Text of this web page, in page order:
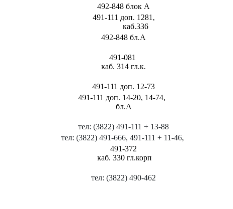
492-848 блок А
491-111 доп. 1281,
каб.336
492-848 бл.А
491-081
каб. 314 гл.к.
491-111 доп. 12-73
491-111 доп. 14-20, 14-74,
бл.А
тел: (3822) 491-111 + 13-88
тел: (3822) 491-666, 491-111 + 11-46,
491-372
каб. 330 гл.корп
тел: (3822) 490-462